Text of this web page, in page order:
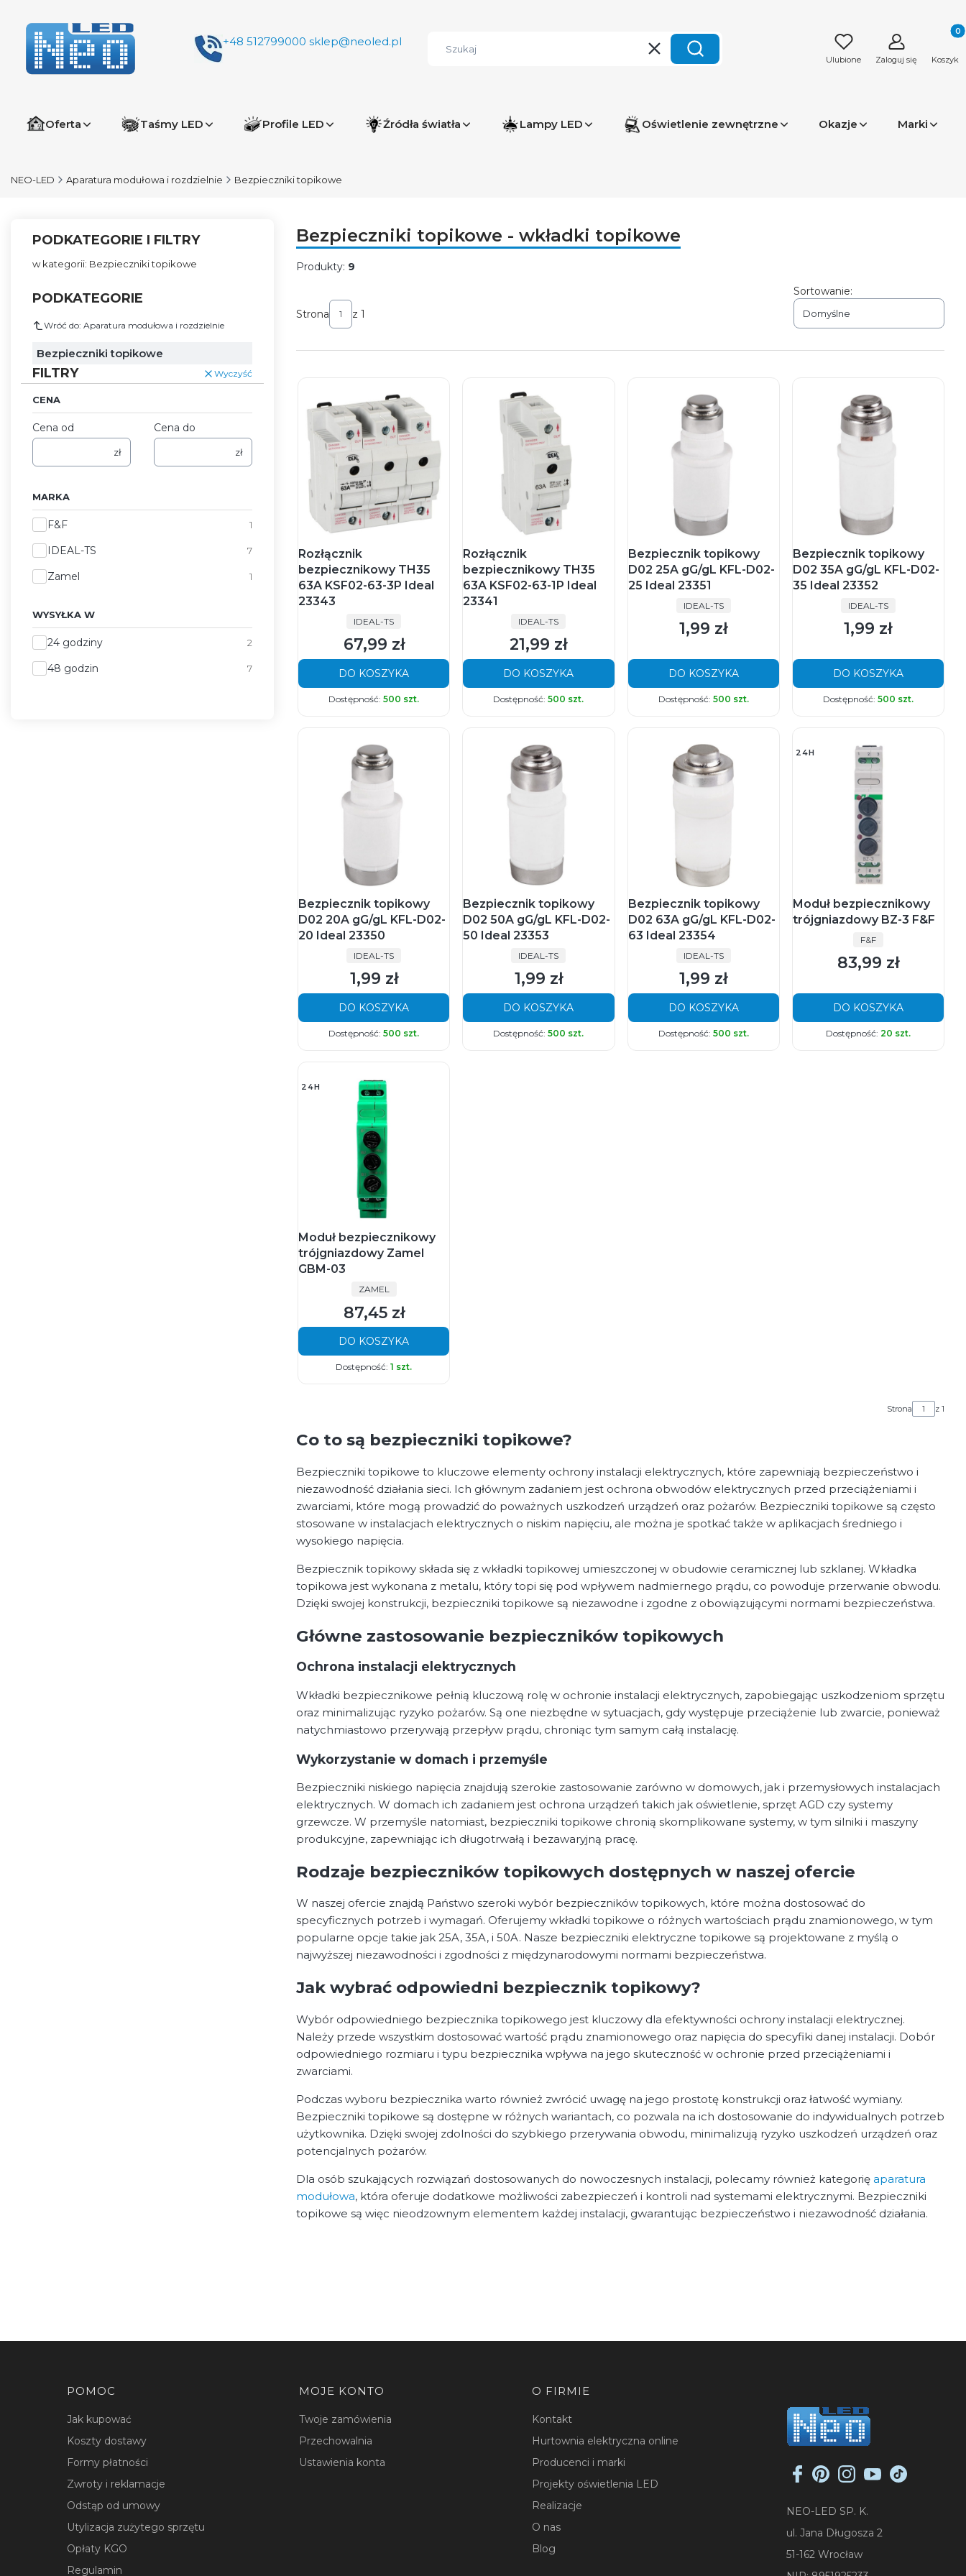
+48 512799000 sklep@neoled.pl
WyczyśćSzukaj Ulubione Zaloguj się Koszyk
Oferta Taśmy LED Profile LED Źródła światła Lampy LED Oświetlenie zewnętrzne Okazje Marki
NEO-LED Aparatura modułowa i rozdzielnie Bezpieczniki topikowe
PODKATEGORIE I FILTRY
w kategorii: Bezpieczniki topikowe
PODKATEGORIE
Wróć do: Aparatura modułowa i rozdzielnie
Bezpieczniki topikowe
FILTRY Wyczyść
CENA
Cena od
zł
Cena do
zł
MARKA
Marka
F&F 1
IDEAL-TS 7
Zamel 1
WYSYŁKA W
Wysyłka w
24 godziny 2
48 godzin 7
Bezpieczniki topikowe - wkładki topikowe
Produkty: 9
Sortowanie:
Domyślne
Strona z 1
Rozłącznik
bezpiecznikowy TH35
63A KSF02-63-3P Ideal
23343
PRODUCENT
IDEAL-TS
Cena
67,99 zł
DO KOSZYKA
Dostępność:500 szt.
Rozłącznik
bezpiecznikowy TH35
63A KSF02-63-1P Ideal
23341
PRODUCENT
IDEAL-TS
Cena
21,99 zł
DO KOSZYKA
Dostępność:500 szt.
Bezpiecznik topikowy
D02 25A gG/gL KFL-D02-
25 Ideal 23351
PRODUCENT
IDEAL-TS
Cena
1,99 zł
DO KOSZYKA
Dostępność: 500 szt.
Bezpiecznik topikowy
D02 35A gG/gL KFL-D02-
35 Ideal 23352
PRODUCENT
IDEAL-TS
Cena
1,99 zł
DO KOSZYKA
Dostępność: 500 szt.
Bezpiecznik topikowy
D02 20A gG/gL KFL-D02-
20 Ideal 23350
PRODUCENT
IDEAL-TS
Cena
1,99 zł
DO KOSZYKA
Dostępność:500 szt.
Bezpiecznik topikowy
D02 50A gG/gL KFL-D02-
50 Ideal 23353
PRODUCENT
IDEAL-TS
Cena
1,99 zł
DO KOSZYKA
Dostępność:500 szt.
Bezpiecznik topikowy
D02 63A gG/gL KFL-D02-
63 Ideal 23354
PRODUCENT
IDEAL-TS
Cena
1,99 zł
DO KOSZYKA
Dostępność: 500 szt.
24H
Moduł bezpiecznikowy
trójgniazdowy BZ-3 F&F
PRODUCENT
F&F
Cena
83,99 zł
DO KOSZYKA
Dostępność: 20 szt.
24H
Moduł bezpiecznikowy
trójgniazdowy Zamel
GBM-03
PRODUCENT
ZAMEL
Cena
87,45 zł
DO KOSZYKA
Dostępność:1 szt.
Strona z 1
Co to są bezpieczniki topikowe?
Bezpieczniki topikowe to kluczowe elementy ochrony instalacji elektrycznych, które zapewniają bezpieczeństwo i
niezawodność działania sieci. Ich głównym zadaniem jest ochrona obwodów elektrycznych przed przeciążeniami i
zwarciami, które mogą prowadzić do poważnych uszkodzeń urządzeń oraz pożarów. Bezpieczniki topikowe są często
stosowane w instalacjach elektrycznych o niskim napięciu, ale można je spotkać także w aplikacjach średniego i
wysokiego napięcia.
Bezpiecznik topikowy składa się z wkładki topikowej umieszczonej w obudowie ceramicznej lub szklanej. Wkładka
topikowa jest wykonana z metalu, który topi się pod wpływem nadmiernego prądu, co powoduje przerwanie obwodu.
Dzięki swojej konstrukcji, bezpieczniki topikowe są niezawodne i zgodne z obowiązującymi normami bezpieczeństwa.
Główne zastosowanie bezpieczników topikowych
Ochrona instalacji elektrycznych
Wkładki bezpiecznikowe pełnią kluczową rolę w ochronie instalacji elektrycznych, zapobiegając uszkodzeniom sprzętu
oraz minimalizując ryzyko pożarów. Są one niezbędne w sytuacjach, gdy występuje przeciążenie lub zwarcie, ponieważ
natychmiastowo przerywają przepływ prądu, chroniąc tym samym całą instalację.
Wykorzystanie w domach i przemyśle
Bezpieczniki niskiego napięcia znajdują szerokie zastosowanie zarówno w domowych, jak i przemysłowych instalacjach
elektrycznych. W domach ich zadaniem jest ochrona urządzeń takich jak oświetlenie, sprzęt AGD czy systemy
grzewcze. W przemyśle natomiast, bezpieczniki topikowe chronią skomplikowane systemy, w tym silniki i maszyny
produkcyjne, zapewniając ich długotrwałą i bezawaryjną pracę.
Rodzaje bezpieczników topikowych dostępnych w naszej ofercie
W naszej ofercie znajdą Państwo szeroki wybór bezpieczników topikowych, które można dostosować do
specyficznych potrzeb i wymagań. Oferujemy wkładki topikowe o różnych wartościach prądu znamionowego, w tym
popularne opcje takie jak 25A, 35A, i 50A. Nasze bezpieczniki elektryczne topikowe są projektowane z myślą o
najwyższej niezawodności i zgodności z międzynarodowymi normami bezpieczeństwa.
Jak wybrać odpowiedni bezpiecznik topikowy?
Wybór odpowiedniego bezpiecznika topikowego jest kluczowy dla efektywności ochrony instalacji elektrycznej.
Należy przede wszystkim dostosować wartość prądu znamionowego oraz napięcia do specyfiki danej instalacji. Dobór
odpowiedniego rozmiaru i typu bezpiecznika wpływa na jego skuteczność w ochronie przed przeciążeniami i
zwarciami.
Podczas wyboru bezpiecznika warto również zwrócić uwagę na jego prostotę konstrukcji oraz łatwość wymiany.
Bezpieczniki topikowe są dostępne w różnych wariantach, co pozwala na ich dostosowanie do indywidualnych potrzeb
użytkownika. Dzięki swojej zdolności do szybkiego przerywania obwodu, minimalizują ryzyko uszkodzeń urządzeń oraz
potencjalnych pożarów.
Dla osób szukających rozwiązań dostosowanych do nowoczesnych instalacji, polecamy również kategorię aparatura
modułowa, która oferuje dodatkowe możliwości zabezpieczeń i kontroli nad systemami elektrycznymi. Bezpieczniki
topikowe są więc nieodzownym elementem każdej instalacji, gwarantując bezpieczeństwo i niezawodność działania.
Linki w stopce
POMOC
Jak kupować
Koszty dostawy
Formy płatności
Zwroty i reklamacje
Odstąp od umowy
Utylizacja zużytego sprzętu
Opłaty KGO
Regulamin
MOJE KONTO
Twoje zamówienia
Przechowalnia
Ustawienia konta
O FIRMIE
Kontakt
Hurtownia elektryczna online
Producenci i marki
Projekty oświetlenia LED
Realizacje
O nas
Blog
NEO-LED SP. K.
ul. Jana Długosza 2
51-162 Wrocław